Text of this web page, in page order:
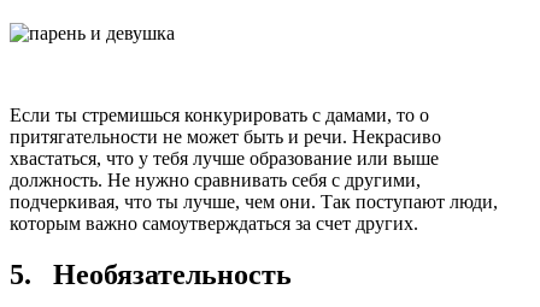
Если ты стремишься конкурировать с дамами, то о
притягательности не может быть и речи. Некрасиво
хвастаться, что у тебя лучше образование или выше
должность. Не нужно сравнивать себя с другими,
подчеркивая, что ты лучше, чем они. Так поступают люди,
которым важно самоутверждаться за счет других.
5. Необязательность